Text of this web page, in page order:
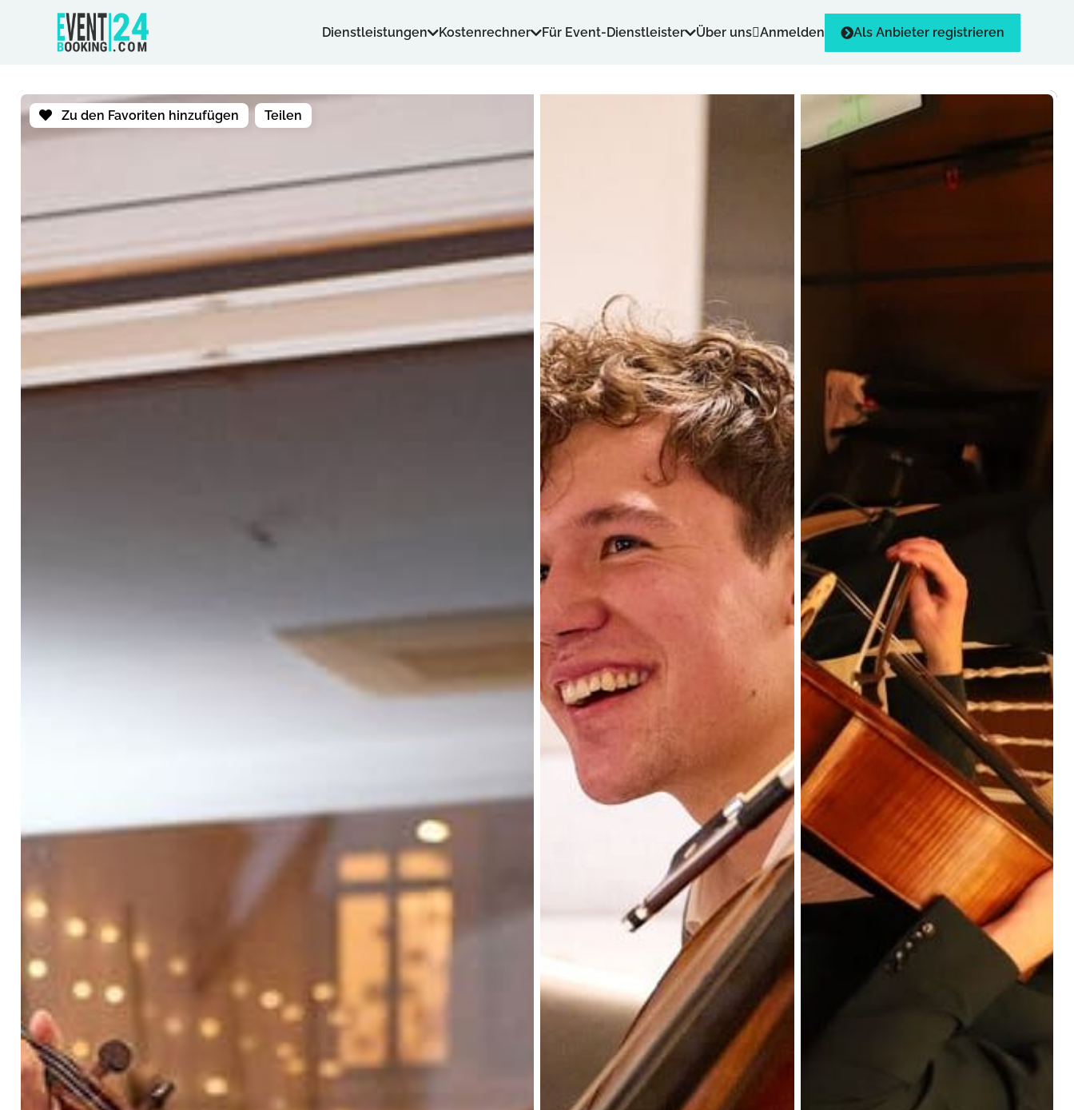
Dienstleistungen Kostenrechner Für Event-Dienstleister Über uns Anmelden Als Anbieter registrieren
Zu den Favoriten hinzufügen Teilen